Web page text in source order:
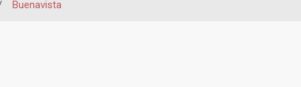
Buenavista